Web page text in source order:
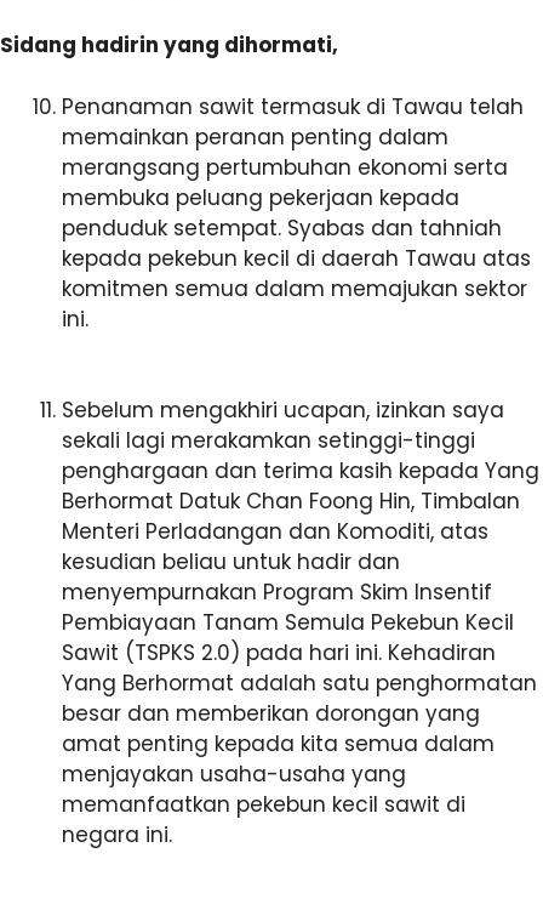
Sidang hadirin yang dihormati,
Penanaman sawit termasuk di Tawau telah
memainkan peranan penting dalam
merangsang pertumbuhan ekonomi serta
membuka peluang pekerjaan kepada
penduduk setempat. Syabas dan tahniah
kepada pekebun kecil di daerah Tawau atas
komitmen semua dalam memajukan sektor
ini.
Sebelum mengakhiri ucapan, izinkan saya
sekali lagi merakamkan setinggi-tinggi
penghargaan dan terima kasih kepada Yang
Berhormat Datuk Chan Foong Hin, Timbalan
Menteri Perladangan dan Komoditi, atas
kesudian beliau untuk hadir dan
menyempurnakan Program Skim Insentif
Pembiayaan Tanam Semula Pekebun Kecil
Sawit (TSPKS 2.0) pada hari ini. Kehadiran
Yang Berhormat adalah satu penghormatan
besar dan memberikan dorongan yang
amat penting kepada kita semua dalam
menjayakan usaha-usaha yang
memanfaatkan pekebun kecil sawit di
negara ini.